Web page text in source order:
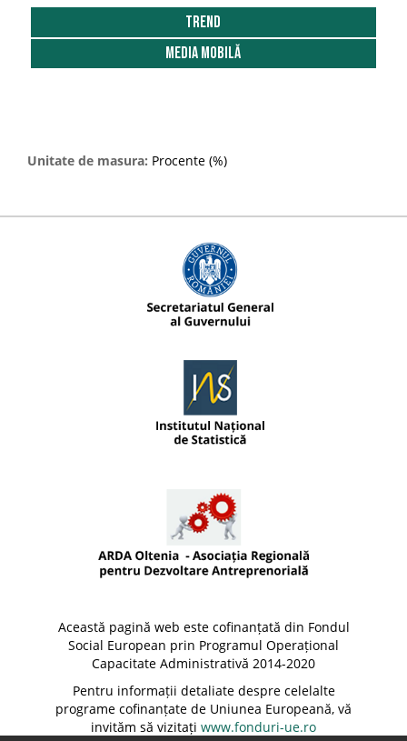
2018
Trend
Media Mobilă
Unitate de masura: Procente (%)
Această pagină web este cofinanțată din Fondul
Social European prin Programul Operațional
Capacitate Administrativă 2014-2020
Pentru informații detaliate despre celelalte
programe cofinanțate de Uniunea Europeană, vă
invităm să vizitați www.fonduri-ue.ro